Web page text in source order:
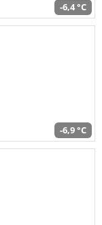
-6,4 °C
-6,9 °C